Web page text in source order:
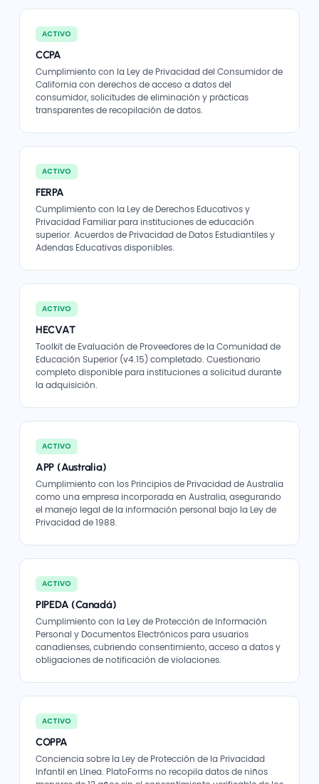
ACTIVO
CCPA
Cumplimiento con la Ley de Privacidad del Consumidor de
California con derechos de acceso a datos del
consumidor, solicitudes de eliminación y prácticas
transparentes de recopilación de datos.
ACTIVO
FERPA
Cumplimiento con la Ley de Derechos Educativos y
Privacidad Familiar para instituciones de educación
superior. Acuerdos de Privacidad de Datos Estudiantiles y
Adendas Educativas disponibles.
ACTIVO
HECVAT
Toolkit de Evaluación de Proveedores de la Comunidad de
Educación Superior (v4.15) completado. Cuestionario
completo disponible para instituciones a solicitud durante
la adquisición.
ACTIVO
APP (Australia)
Cumplimiento con los Principios de Privacidad de Australia
como una empresa incorporada en Australia, asegurando
el manejo legal de la información personal bajo la Ley de
Privacidad de 1988.
ACTIVO
PIPEDA (Canadá)
Cumplimiento con la Ley de Protección de Información
Personal y Documentos Electrónicos para usuarios
canadienses, cubriendo consentimiento, acceso a datos y
obligaciones de notificación de violaciones.
ACTIVO
COPPA
Conciencia sobre la Ley de Protección de la Privacidad
Infantil en Línea. PlatoForms no recopila datos de niños